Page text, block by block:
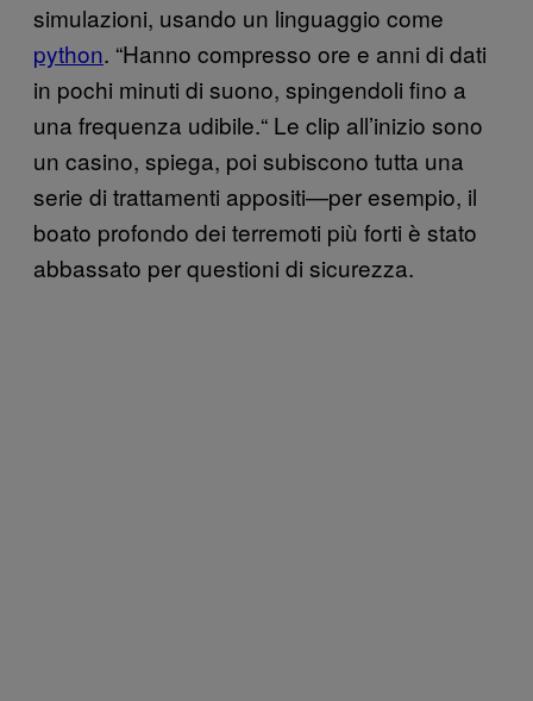
simulazioni, usando un linguaggio come
python. “Hanno compresso ore e anni di dati
in pochi minuti di suono, spingendoli fino a
una frequenza udibile.“ Le clip all’inizio sono
un casino, spiega, poi subiscono tutta una
serie di trattamenti appositi—per esempio, il
boato profondo dei terremoti più forti è stato
abbassato per questioni di sicurezza.